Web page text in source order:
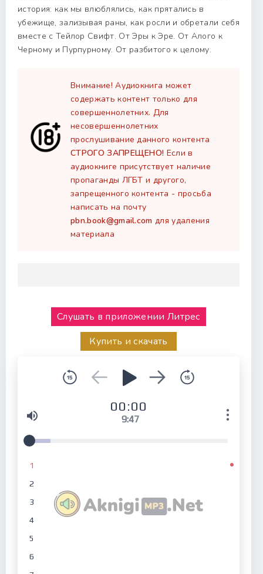
история: как мы влюблялись, как прятались в
убежище, зализывая раны, как росли и обретали себя
вместе с Тейлор Свифт. От Эры к Эре. От Алого к
Черному и Пурпурному. От разбитого к целому.
Внимание! Аудиокнига может
содержать контент только для
совершеннолетних. Для
несовершеннолетних
прослушивание данного контента
СТРОГО ЗАПРЕЩЕНО! Если в
аудиокниге присутствует наличие
пропаганды ЛГБТ и другого,
запрещенного контента - просьба
написать на почту
pbn.book@gmail.com для удаления
материала
Слушать в приложении Литрес
Купить и скачать
00:00
9:47
1
2
3
4
5
6